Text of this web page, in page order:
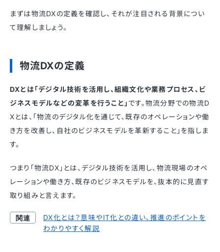
まずは物流DXの定義を確認し、それが注目される背景につい
て理解しましょう。
物流DXの定義
DXとは「デジタル技術を活用し、組織文化や業務プロセス、ビ
ジネスモデルなどの変革を行うこと」 です。物流分野での物流D
Xとは、「物流のデジタル化を通じて、既存のオペレーションや働
き方を改善し、自社のビジネスモデルを革新すること」を指しま
す。
つまり「物流DX」とは、デジタル技術を活用し、物流現場のオペ
レーションや働き方、既存のビジネスモデルを、抜本的に見直す
取り組みと言えます。
DX化とは？意味やIT化との違い、推進のポイントを
わかりやすく解説